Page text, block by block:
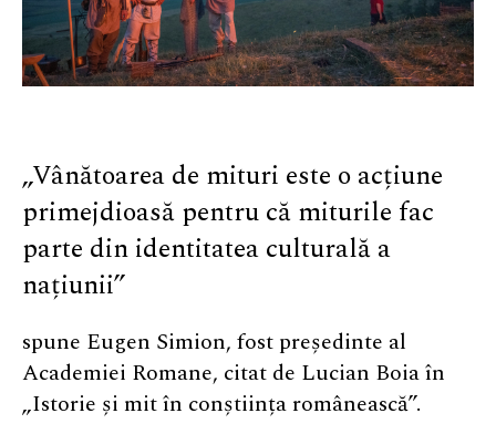
„Vânătoarea de mituri este o acțiune
primejdioasă pentru că miturile fac
parte din identitatea culturală a
națiunii”
spune Eugen Simion, fost președinte al
Academiei Romane, citat de Lucian Boia în
„Istorie și mit în conștiința românească”.